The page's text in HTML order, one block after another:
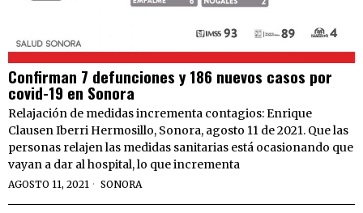
Confirman 7 defunciones y 186 nuevos casos por
covid-19 en Sonora
Relajación de medidas incrementa contagios: Enrique
Clausen Iberri Hermosillo, Sonora, agosto 11 de 2021. Que las
personas relajen las medidas sanitarias está ocasionando que
vayan a dar al hospital, lo que incrementa
AGOSTO 11, 2021 SONORA